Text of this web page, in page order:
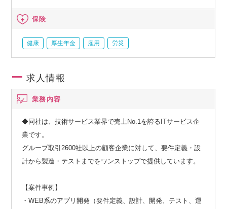
保険
健康 厚生年金 雇用 労災
求人情報
業務内容
◆同社は、技術サービス業界で売上No.1を誇るITサービス企
業です。
グループ取引2600社以上の顧客企業に対して、要件定義・設
計から製造・テストまでをワンストップで提供しています。
【案件事例】
・WEB系のアプリ開発（要件定義、設計、開発、テスト、運